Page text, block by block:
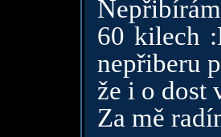
60 kilech
nepřiberu
že i o dost
Za mě